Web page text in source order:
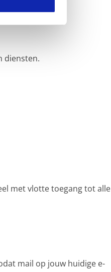
diensten.
met vlotte toegang tot alle
mail op jouw huidige e-